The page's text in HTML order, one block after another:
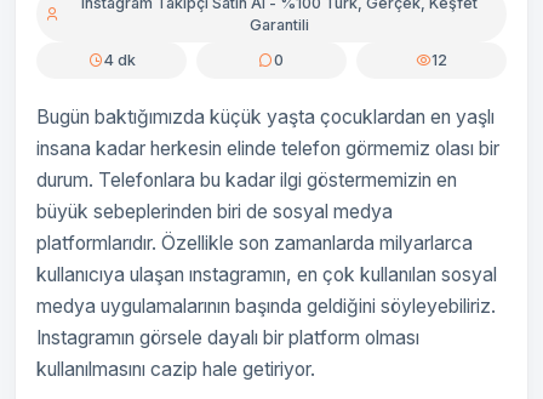
Garantili
4 dk
0 12
Bugün baktığımızda küçük yaşta çocuklardan en yaşlı
insana kadar herkesin elinde telefon görmemiz olası bir
durum. Telefonlara bu kadar ilgi göstermemizin en
büyük sebeplerinden biri de sosyal medya
platformlarıdır. Özellikle son zamanlarda milyarlarca
kullanıcıya ulaşan ınstagramın, en çok kullanılan sosyal
medya uygulamalarının başında geldiğini söyleyebiliriz.
Instagramın görsele dayalı bir platform olması
kullanılmasını cazip hale getiriyor.